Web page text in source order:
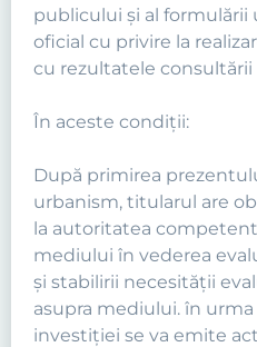
publicului şi al
oficial cu privire la
cu rezultatele consultării
În aceste condiţii:
După primirea
urbanism, titularul are
la autoritatea
mediului în vederea
şi stabilirii necesităţii
asupra mediului. în
investiţiei se va emite